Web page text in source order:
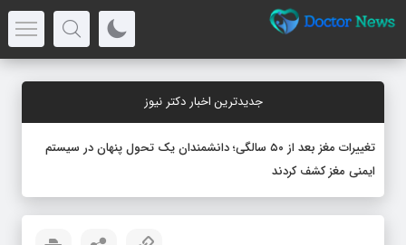
جدیدترین اخبار دکتر نیوز
تغییرات مغز بعد از ۵۰ سالگی؛ دانشمندان یک تحول پنهان در سیستم
ایمنی مغز کشف کردند